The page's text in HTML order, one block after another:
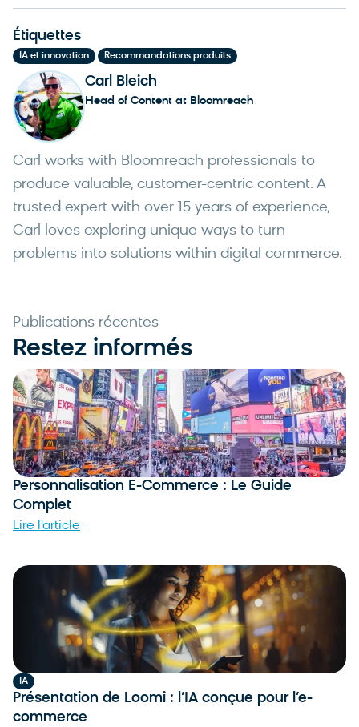
Étiquettes
IA et innovation Recommandations produits
Carl Bleich
Head of Content at Bloomreach
Carl works with Bloomreach professionals to
produce valuable, customer-centric content. A
trusted expert with over 15 years of experience,
Carl loves exploring unique ways to turn
problems into solutions within digital commerce.
Publications récentes
Restez informés
Personnalisation E-Commerce : Le Guide
Complet
Lire l'article
IA
Présentation de Loomi : l’IA conçue pour l’e-
commerce